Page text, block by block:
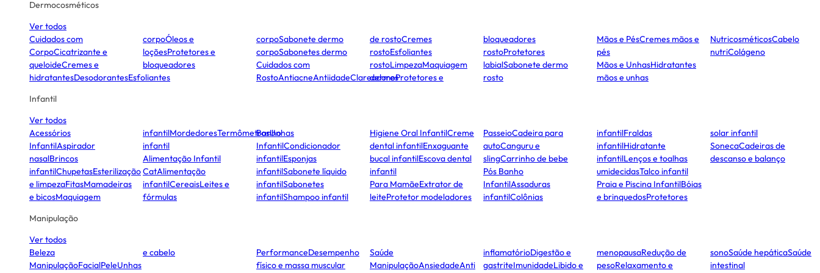
Dermocosméticos
Ver todos
Cuidados com
CorpoCicatrizante e
queloideCremes e
hidratantesDesodorantesEsfoliantes
corpoÓleos e
loçõesProtetores e
bloqueadores
corpoSabonete dermo
corpoSabonetes dermo
Cuidados com
RostoAntiacneAntiidadeClareadores
de rostoCremes
rostoEsfoliantes
rostoLimpezaMaquiagem
dermoProtetores e
bloqueadores
rostoProtetores
labialSabonete dermo
rosto
Mãos e PésCremes mãos e
pés
Mãos e UnhasHidratantes
mãos e unhas
NutricosméticosCabelo
nutriColágeno
Infantil
Ver todos
Acessórios
InfantilAspirador
nasalBrincos
infantilChupetasEsterilização
e limpezaFitasMamadeiras
e bicosMaquiagem
infantilMordedoresTermômetrosUnhas
infantil
Alimentação Infantil
CatAlimentação
infantilCereaisLeites e
fórmulas
Banho
InfantilCondicionador
infantilEsponjas
infantilSabonete líquido
infantilSabonetes
infantilShampoo infantil
Higiene Oral InfantilCreme
dental infantilEnxaguante
bucal infantilEscova dental
infantil
Para MamãeExtrator de
leiteProtetor modeladores
PasseioCadeira para
autoCanguru e
slingCarrinho de bebe
Pós Banho
InfantilAssaduras
infantilColônias
infantilFraldas
infantilHidratante
infantilLenços e toalhas
umidecidasTalco infantil
Praia e Piscina InfantilBóias
e brinquedosProtetores
solar infantil
SonecaCadeiras de
descanso e balanço
Manipulação
Ver todos
Beleza
ManipulaçãoFacialPeleUnhas
e cabelo PerformanceDesempenho
físico e massa muscular
Saúde
ManipulaçãoAnsiedadeAnti
inflamatórioDigestão e
gastriteImunidadeLibido e
menopausaRedução de
pesoRelaxamento e
sonoSaúde hepáticaSaúde
intestinal